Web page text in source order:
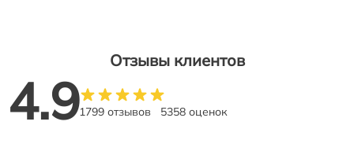
Отзывы клиентов
4.91799 отзывов 5358 оценок